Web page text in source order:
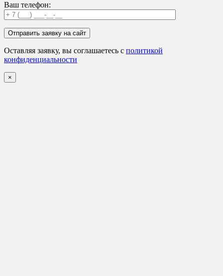
Ваш телефон:
Оставляя заявку, вы соглашаетесь с политикой
конфиденциальности
×